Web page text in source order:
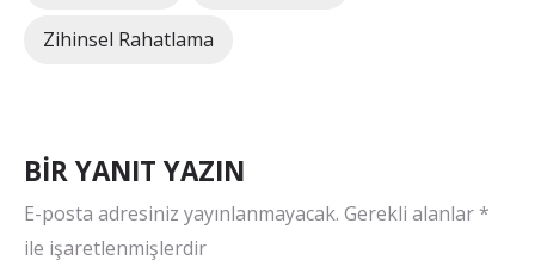
Zihinsel Rahatlama
BIR YANIT YAZIN
E-posta adresiniz yayınlanmayacak. Gerekli alanlar *
ile işaretlenmişlerdir